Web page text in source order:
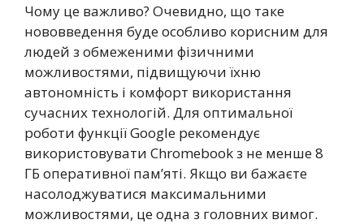
Чому це важливо? Очевидно, що таке
нововведення буде особливо корисним для
людей з обмеженими фізичними
можливостями, підвищуючи їхню
автономність і комфорт використання
сучасних технологій. Для оптимальної
роботи функції Google рекомендує
використовувати Chromebook з не менше 8
ГБ оперативної пам’яті. Якщо ви бажаєте
насолоджуватися максимальними
можливостями, це одна з головних вимог.